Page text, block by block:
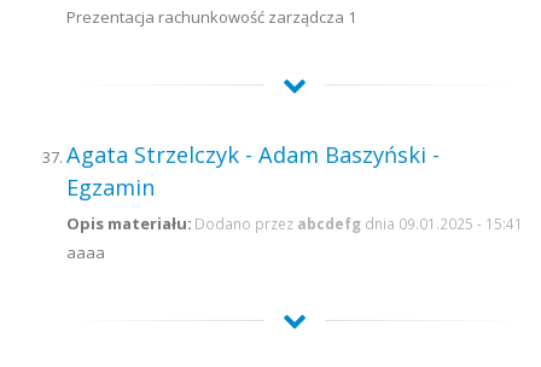
Prezentacja rachunkowość zarządcza 1
Agata Strzelczyk - Adam Baszyński -
Egzamin
Dodano przez abcdefg dnia 09.01.2025 - 15:41
Opis materiału:
aaaa